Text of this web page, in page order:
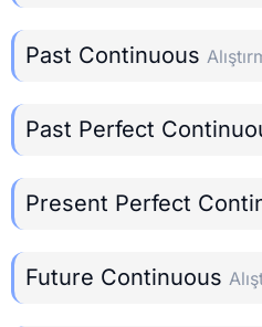
Past Continuous
Past Perfect
Present Perfect
Future Continuous